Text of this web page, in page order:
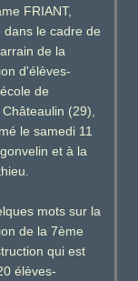
hommage-
FRIANT,
dans le cadre de
de la
d'élèves-
de
(29),
le samedi 11
et à la
mots sur la
de la 7ème
qui est
élèves-